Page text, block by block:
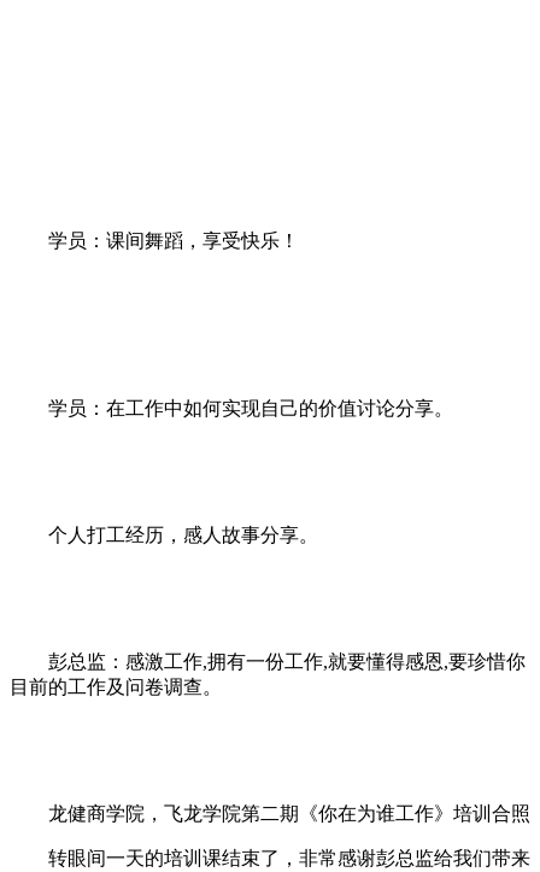
学员：课间舞蹈，享受快乐！
学员：在工作中如何实现自己的价值讨论分享。
个人打工经历，感人故事分享。
彭总监：感激工作,拥有一份工作,就要懂得感恩,要珍惜你
目前的工作及问卷调查。
龙健商学院，飞龙学院第二期《你在为谁工作》培训合照
转眼间一天的培训课结束了，非常感谢彭总监给我们带来